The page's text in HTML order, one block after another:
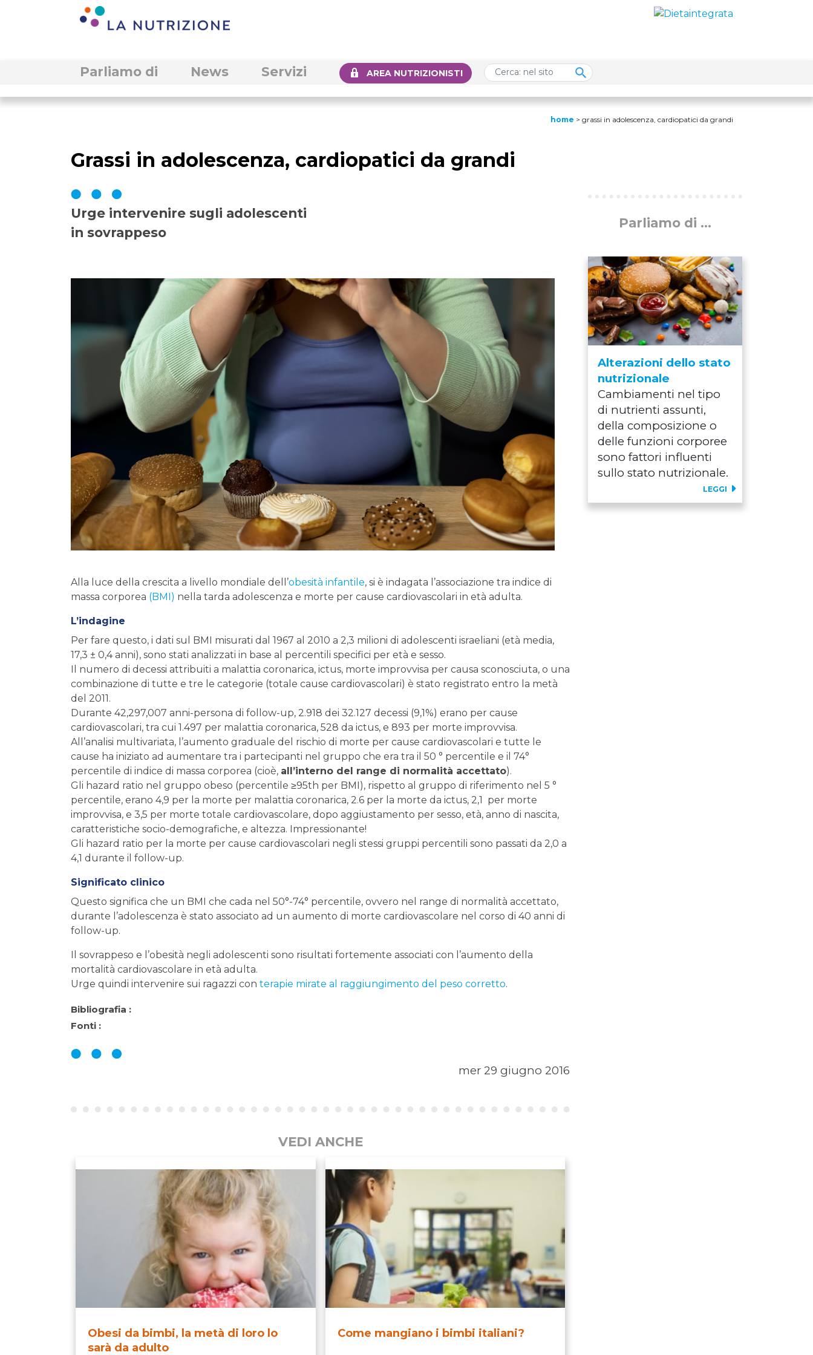
Parliamo di News Servizi AREA NUTRIZIONISTI
home > grassi in adolescenza, cardiopatici da grandi
Grassi in adolescenza, cardiopatici da grandi
Urge intervenire sugli adolescenti
in sovrappeso
Alla luce della crescita a livello mondiale dell’obesità infantile, si è indagata l’associazione tra indice di
massa corporea (BMI) nella tarda adolescenza e morte per cause cardiovascolari in età adulta.
L’indagine
Per fare questo, i dati sul BMI misurati dal 1967 al 2010 a 2,3 milioni di adolescenti israeliani (età media,
17,3 ± 0,4 anni), sono stati analizzati in base al percentili specifici per età e sesso.
Il numero di decessi attribuiti a malattia coronarica, ictus, morte improvvisa per causa sconosciuta, o una
combinazione di tutte e tre le categorie (totale cause cardiovascolari) è stato registrato entro la metà
del 2011.
Durante 42,297,007 anni-persona di follow-up, 2.918 dei 32.127 decessi (9,1%) erano per cause
cardiovascolari, tra cui 1.497 per malattia coronarica, 528 da ictus, e 893 per morte improvvisa.
All’analisi multivariata, l’aumento graduale del rischio di morte per cause cardiovascolari e tutte le
cause ha iniziato ad aumentare tra i partecipanti nel gruppo che era tra il 50 ° percentile e il 74°
percentile di indice di massa corporea (cioè, all’interno del range di normalità accettato).
Gli hazard ratio nel gruppo obeso (percentile ≥95th per BMI), rispetto al gruppo di riferimento nel 5 °
percentile, erano 4,9 per la morte per malattia coronarica, 2.6 per la morte da ictus, 2,1 per morte
improvvisa, e 3,5 per morte totale cardiovascolare, dopo aggiustamento per sesso, età, anno di nascita,
caratteristiche socio-demografiche, e altezza. Impressionante!
Gli hazard ratio per la morte per cause cardiovascolari negli stessi gruppi percentili sono passati da 2,0 a
4,1 durante il follow-up.
Significato clinico
Questo significa che un BMI che cada nel 50°-74° percentile, ovvero nel range di normalità accettato,
durante l’adolescenza è stato associato ad un aumento di morte cardiovascolare nel corso di 40 anni di
follow-up.
Il sovrappeso e l’obesità negli adolescenti sono risultati fortemente associati con l’aumento della
mortalità cardiovascolare in età adulta.
Urge quindi intervenire sui ragazzi con terapie mirate al raggiungimento del peso corretto.
Bibliografia :
Fonti :
mer 29 giugno 2016
VEDI ANCHE
Obesi da bimbi, la metà di loro lo
sarà da adulto
Come mangiano i bimbi italiani?
Parliamo di ...
Alterazioni dello stato
nutrizionale
Cambiamenti nel tipo
di nutrienti assunti,
della composizione o
delle funzioni corporee
sono fattori influenti
sullo stato nutrizionale.
LEGGI